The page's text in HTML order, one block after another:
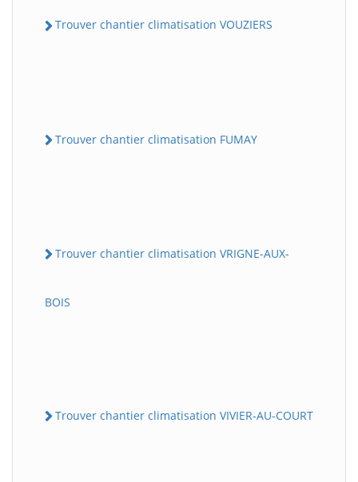
Trouver chantier climatisation VOUZIERS
Trouver chantier climatisation FUMAY
Trouver chantier climatisation VRIGNE-AUX-
BOIS
Trouver chantier climatisation VIVIER-AU-COURT